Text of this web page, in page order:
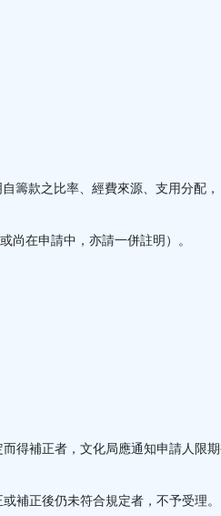
款之比率、經費來源、支用分配，
在申請中，亦請一併註明）。
得補正者，文化局應通知申請人限
補正後仍未符合規定者，不予受理